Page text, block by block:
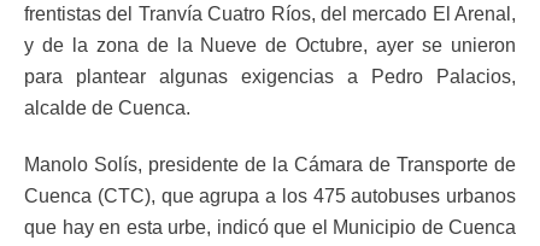
frentistas del Tranvía Cuatro Ríos, del mercado El Arenal,
y de la zona de la Nueve de Octubre, ayer se unieron
para plantear algunas exigencias a Pedro Palacios,
alcalde de Cuenca.
Manolo Solís, presidente de la Cámara de Transporte de
Cuenca (CTC), que agrupa a los 475 autobuses urbanos
que hay en esta urbe, indicó que el Municipio de Cuenca